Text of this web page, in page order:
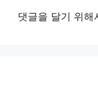
댓글을 달기 위해